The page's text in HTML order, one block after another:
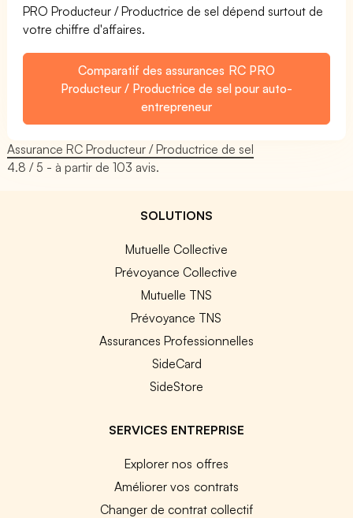
PRO Producteur / Productrice de sel dépend surtout de
votre chiffre d'affaires.
Comparatif des assurances RC PRO
Producteur / Productrice de sel pour auto-
entrepreneur
Assurance RC Producteur / Productrice de sel
4.8 / 5 - à partir de103 avis.
SOLUTIONS
Mutuelle Collective
Prévoyance Collective
Mutuelle TNS
Prévoyance TNS
Assurances Professionnelles
SideCard
SideStore
SERVICES ENTREPRISE
Explorer nos offres
Améliorer vos contrats
Changer de contrat collectif